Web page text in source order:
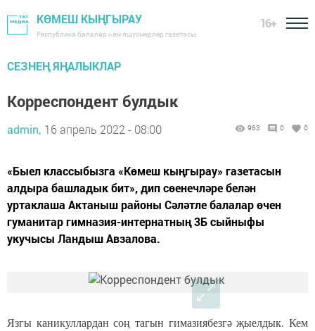
КӨМЕШ КЫҢГЫРАУ
Республика балалар һәм яшүсмерләр газетасы
16+
СЕЗНЕҢ ЯҢАЛЫКЛАР
Корреспондент булдык
admin, 16 апрель 2022 - 08:00 963 0 0
«Быел классыбызга «Көмеш кыңгырау» газетасын
алдыра башладык бит», дип сөенечләре белән
уртаклаша Актаныш районы Сәләтле балалар өчен
гуманитар гимназия-интернатның 3Б сыйныфы
укучысы Ландыш Авзалова.
Язгы каникуллардан соң тагын гимазиябезгә җыелдык. Кем